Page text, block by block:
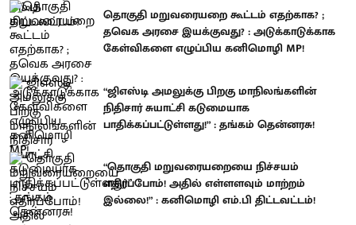
தொகுதி மறுவரையறை கூட்டம் எதற்காக? ;
தவெக அரசை இயக்குவது? : அடுக்காடுக்காக
கேள்விகளை எழுப்பிய கனிமொழி MP!
“ஜிஎஸ்டி அமலுக்கு பிறகு மாநிலங்களின்
நிதிசார் சுயாட்சி கடுமையாக
பாதிக்கப்பட்டுள்ளது!” : தங்கம் தென்னரசு!
“தொகுதி மறுவரையறையை நிச்சயம்
எதிர்ப்போம்! அதில் எள்ளளவும் மாற்றம்
இல்லை!” : கனிமொழி எம்.பி திட்டவட்டம்!